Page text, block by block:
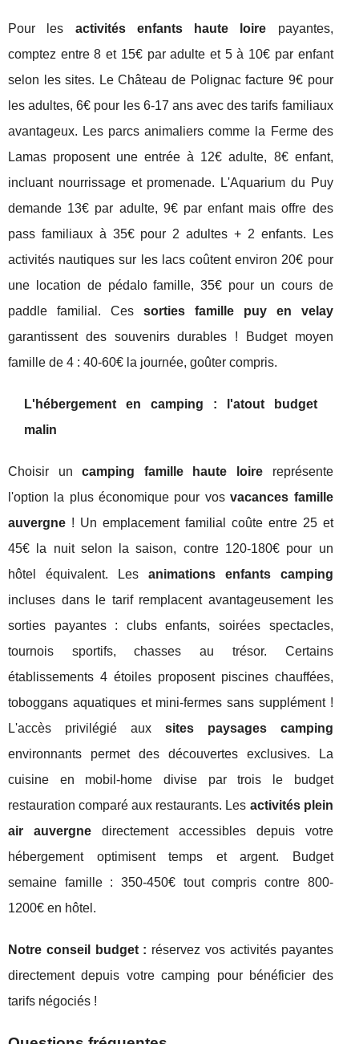
Pour les activités enfants haute loire payantes,
comptez entre 8 et 15€ par adulte et 5 à 10€ par enfant
selon les sites. Le Château de Polignac facture 9€ pour
les adultes, 6€ pour les 6-17 ans avec des tarifs familiaux
avantageux. Les parcs animaliers comme la Ferme des
Lamas proposent une entrée à 12€ adulte, 8€ enfant,
incluant nourrissage et promenade. L'Aquarium du Puy
demande 13€ par adulte, 9€ par enfant mais offre des
pass familiaux à 35€ pour 2 adultes + 2 enfants. Les
activités nautiques sur les lacs coûtent environ 20€ pour
une location de pédalo famille, 35€ pour un cours de
paddle familial. Ces sorties famille puy en velay
garantissent des souvenirs durables ! Budget moyen
famille de 4 : 40-60€ la journée, goûter compris.
L'hébergement en camping : l'atout budget
malin
Choisir uncamping famille haute loire représente
l'option la plus économique pour vosvacances famille
auvergne ! Un emplacement familial coûte entre 25 et
45€ la nuit selon la saison, contre 120-180€ pour un
hôtel équivalent. Les animations enfants camping
incluses dans le tarif remplacent avantageusement les
sorties payantes : clubs enfants, soirées spectacles,
tournois sportifs, chasses au trésor. Certains
établissements 4 étoiles proposent piscines chauffées,
toboggans aquatiques et mini-fermes sans supplément !
L'accès privilégié aux sites paysages camping
environnants permet des découvertes exclusives. La
cuisine en mobil-home divise par trois le budget
restauration comparé aux restaurants. Les activités plein
air auvergnedirectement accessibles depuis votre
hébergement optimisent temps et argent. Budget
semaine famille : 350-450€ tout compris contre 800-
1200€ en hôtel.
Notre conseil budget : réservez vos activités payantes
directement depuis votre camping pour bénéficier des
tarifs négociés !